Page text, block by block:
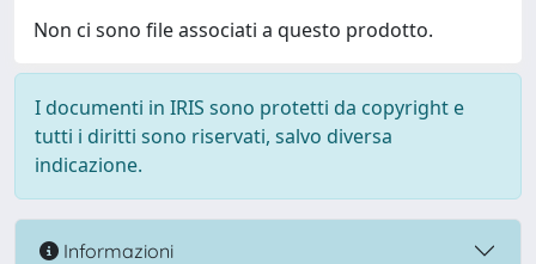
Non ci sono file associati a questo prodotto.
I documenti in IRIS sono protetti da copyright e
tutti i diritti sono riservati, salvo diversa
indicazione.
Informazioni